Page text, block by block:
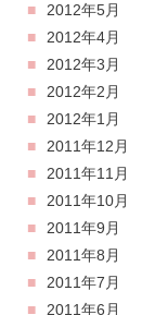
2012年5月
2012年4月
2012年3月
2012年2月
2012年1月
2011年12月
2011年11月
2011年10月
2011年9月
2011年8月
2011年7月
2011年6月